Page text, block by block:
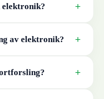
elektronik? +
av elektronik? +
+